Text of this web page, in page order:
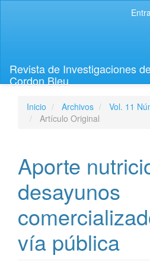
lateral
Revista de Investigaciones
Cordon Bleu
Inicio Archivos
Vol. 11
Artículo Original
Aporte
desayunos
vía pública